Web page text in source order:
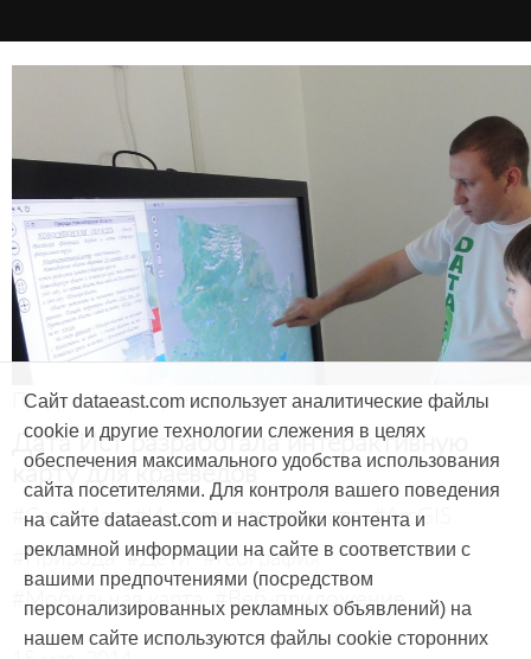
Продукты и услуги
Дата Ист разработала интерактивную
карту для краеведов
#CarryMap #Интерактивная карта #ArcGIS
#Природа #Дети #География
#Мобильная карта #Веб-приложение
Сайт dataeast.com использует аналитические файлы
cookie и другие технологии слежения в целях
обеспечения максимального удобства использования
сайта посетителями. Для контроля вашего поведения
на сайте dataeast.com и настройки контента и
рекламной информации на сайте в соответствии с
вашими предпочтениями (посредством
персонализированных рекламных объявлений) на
нашем сайте используются файлы cookie сторонних